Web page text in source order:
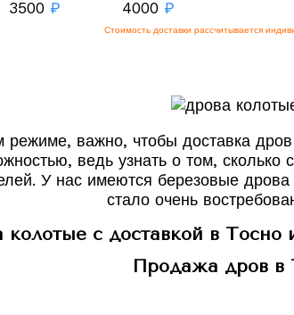
3500 ₽ 4000 ₽
Стоимость доставки рассчитывается
режиме, важно, чтобы доставка
ведь узнать о том,
У нас имеются березовые
стало очень
колотые с доставкой в
Продажа дров в